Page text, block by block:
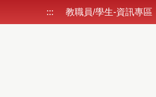
到
::: 教職員/學生-資訊專區